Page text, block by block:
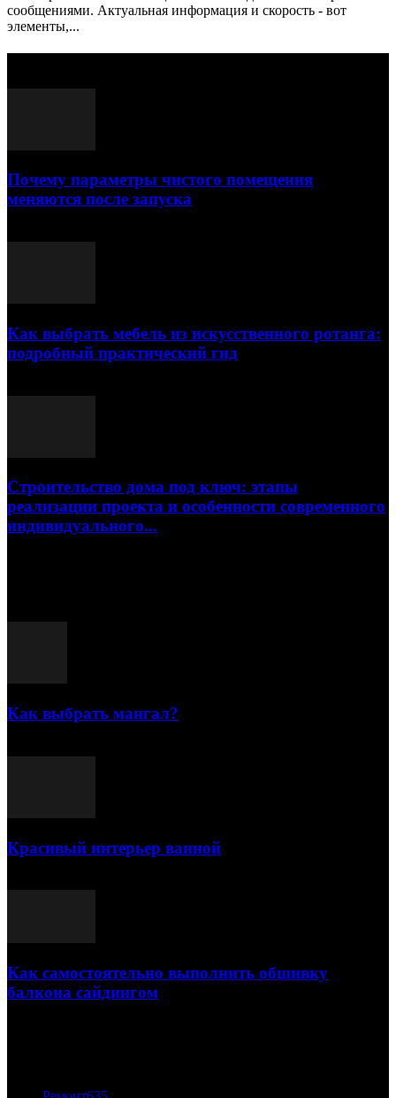
сообщениями. Актуальная информация и скорость - вот
элементы,...
Почему параметры чистого помещения
меняются после запуска
Как выбрать мебель из искусственного ротанга:
подробный практический гид
Строительство дома под ключ: этапы
реализации проекта и особенности современного
индивидуального...
Как выбрать мангал?
Красивый интерьер ванной
Как самостоятельно выполнить обшивку
балкона сайдингом